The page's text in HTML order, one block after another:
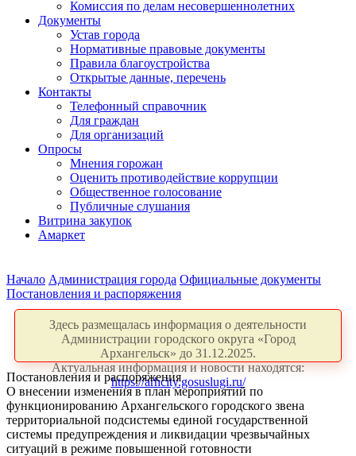
Комиссия по делам несовершеннолетних
Документы
Устав города
Нормативные правовые документы
Правила благоустройства
Открытые данные, перечень
Контакты
Телефонный справочник
Для граждан
Для организаций
Опросы
Мнения горожан
Оценить противодействие коррупции
Общественное голосование
Публичные слушания
Витрина закупок
Амаркет
Начало Администрация города Официальные документы
Постановления и распоряжения
Здесь размещалась информация о деятельности
Администрации городского округа «Город
Архангельск» до 31.12.2025.
Актуальная информация и новости находятся:
https://arhcity.gosuslugi.ru/
Постановления и распоряжения
О внесении изменения в план мероприятий по
функционированию Архангельского городского звена
территориальной подсистемы единой государственной
системы предупреждения и ликвидации чрезвычайных
ситуаций в режиме повышенной готовности